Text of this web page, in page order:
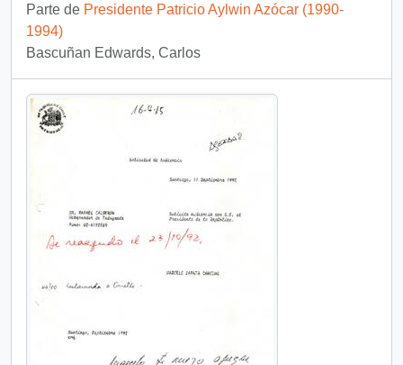
Parte de Presidente Patricio Aylwin Azócar (1990-
1994)
Bascuñan Edwards, Carlos